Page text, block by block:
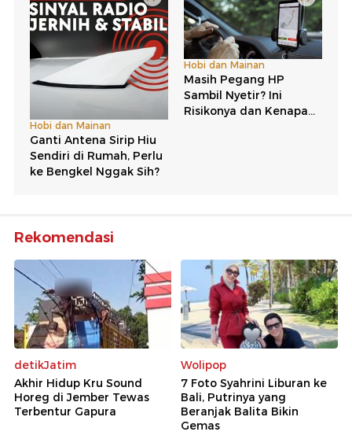
Rekomendasi
detikJatim
Akhir Hidup Kru Sound
Horeg di Jember Tewas
Terbentur Gapura
Wolipop
7 Foto Syahrini Liburan ke
Bali, Putrinya yang
Beranjak Balita Bikin
Gemas